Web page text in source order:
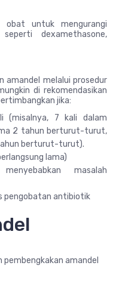
obat untuk mengurangi
dexamethasone,
amandel melalui prosedur
di rekomendasikan
jika:
(misalnya, 7 kali dalam
2 tahun berturut-turut,
berturut-turut).
lama)
masalah
pengobatan antibiotik
amandel